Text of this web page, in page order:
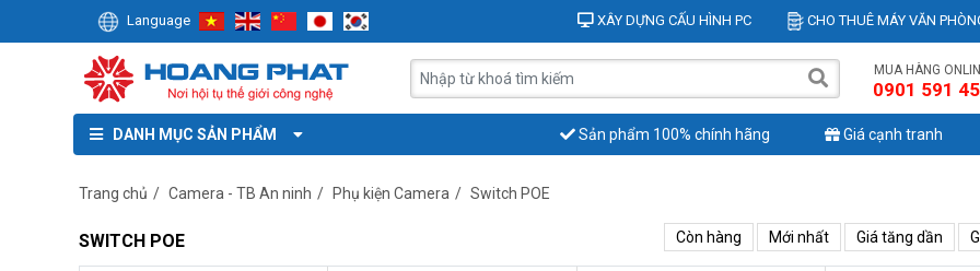
Language XÂY DỰNG CẤU HÌNH PC CHO THUÊ MÁY VĂN
MUA HÀNG
0901 591
DANH MỤC SẢN PHẨM Sản phẩm 100% chính hãng Giá cạnh tranh
Trang chủ / Camera - TB An ninh / Phụ kiện Camera / Switch POE
SWITCH POE Còn hàng Mới nhất Giá tăng dần